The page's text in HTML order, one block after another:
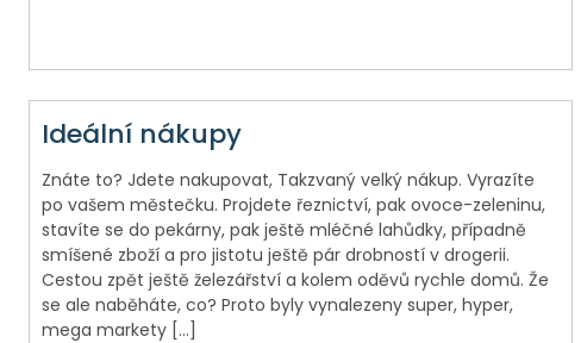
Ideální nákupy
Znáte to? Jdete nakupovat, Takzvaný velký nákup. Vyrazíte
po vašem městečku. Projdete řeznictví, pak ovoce-zeleninu,
stavíte se do pekárny, pak ještě mléčné lahůdky, případně
smíšené zboží a pro jistotu ještě pár drobností v drogerii.
Cestou zpět ještě železářství a kolem oděvů rychle domů. Že
se ale naběháte, co? Proto byly vynalezeny super, hyper,
mega markety […]